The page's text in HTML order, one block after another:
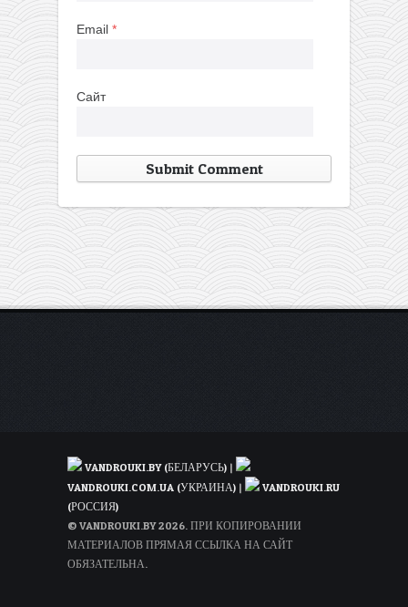
Email *
Сайт
VANDROUKI.BY (БЕЛАРУСЬ) |
VANDROUKI.COM.UA (УКРАИНА) |
VANDROUKI.RU
(РОССИЯ)
© VANDROUKI.BY 2026. ПРИ КОПИРОВАНИИ
МАТЕРИАЛОВ ПРЯМАЯ ССЫЛКА НА САЙТ
ОБЯЗАТЕЛЬНА.